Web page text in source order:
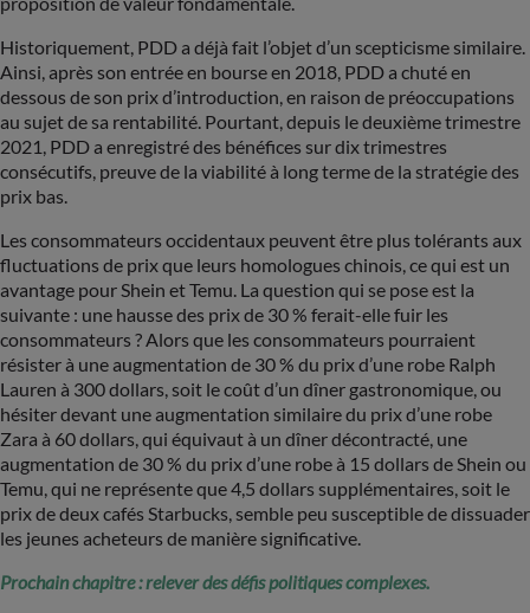
Historiquement, PDD a déjà fait l’objet d’un scepticisme similaire.
Ainsi, après son entrée en bourse en 2018, PDD a chuté en
dessous de son prix d’introduction, en raison de préoccupations
au sujet de sa rentabilité. Pourtant, depuis le deuxième trimestre
2021, PDD a enregistré des bénéfices sur dix trimestres
consécutifs, preuve de la viabilité à long terme de la stratégie des
prix bas.
Les consommateurs occidentaux peuvent être plus tolérants aux
fluctuations de prix que leurs homologues chinois, ce qui est un
avantage pour Shein et Temu. La question qui se pose est la
suivante : une hausse des prix de 30 % ferait-elle fuir les
consommateurs ? Alors que les consommateurs pourraient
résister à une augmentation de 30 % du prix d’une robe Ralph
Lauren à 300 dollars, soit le coût d’un dîner gastronomique, ou
hésiter devant une augmentation similaire du prix d’une robe
Zara à 60 dollars, qui équivaut à un dîner décontracté, une
augmentation de 30 % du prix d’une robe à 15 dollars de Shein ou
Temu, qui ne représente que 4,5 dollars supplémentaires, soit le
prix de deux cafés Starbucks, semble peu susceptible de dissuader
les jeunes acheteurs de manière significative.
Prochain chapitre : relever des défis politiques complexes.